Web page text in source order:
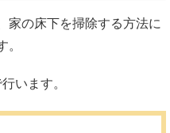
家の床下を掃除する方法に
。
います。